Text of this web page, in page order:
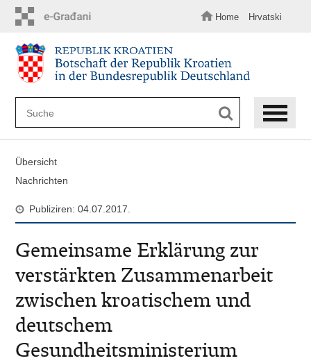
Hauptinhalt
Home Hrvatski
Übersicht
Nachrichten
Publiziren: 04.07.2017.
Gemeinsame Erklärung zur
verstärkten Zusammenarbeit
zwischen kroatischem und
deutschem
Gesundheitsministerium